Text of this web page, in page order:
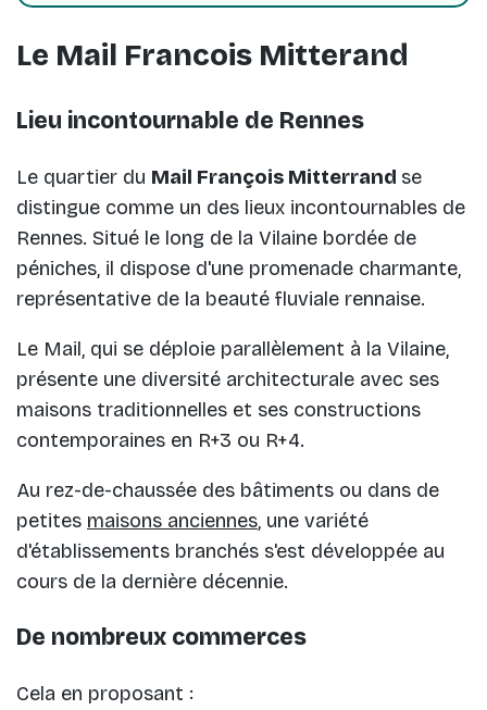
Le Mail Francois Mitterand
Lieu incontournable de Rennes
Le quartier du Mail François Mitterrand se
distingue comme un des lieux incontournables de
Rennes. Situé le long de la Vilaine bordée de
péniches, il dispose d'une promenade charmante,
représentative de la beauté fluviale rennaise.
Le Mail, qui se déploie parallèlement à la Vilaine,
présente une diversité architecturale avec ses
maisons traditionnelles et ses constructions
contemporaines en R+3 ou R+4.
Au rez-de-chaussée des bâtiments ou dans de
petites maisons anciennes, une variété
d'établissements branchés s'est développée au
cours de la dernière décennie.
De nombreux commerces
Cela en proposant :